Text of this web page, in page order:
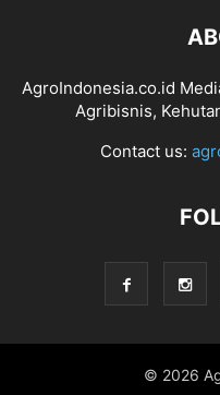
AgroIndonesia.co.id
Agribisnis,
Contact us:
© 2026